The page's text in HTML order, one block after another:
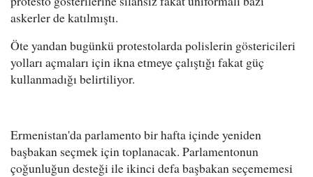
askerler de katılmıştı.
Öte yandan bugünkü protestolarda polislerin göstericileri
yolları açmaları için ikna etmeye çalıştığı fakat güç
kullanmadığı belirtiliyor.
Ermenistan'da parlamento bir hafta içinde yeniden
başbakan seçmek için toplanacak. Parlamentonun
çoğunluğun desteği ile ikinci defa başbakan seçememesi